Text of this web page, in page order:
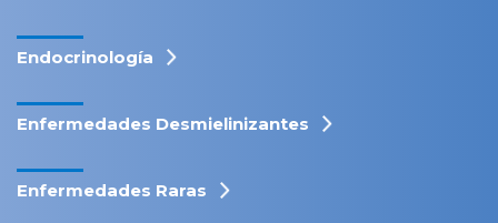
Endocrinología
Enfermedades Desmielinizantes
Enfermedades Raras